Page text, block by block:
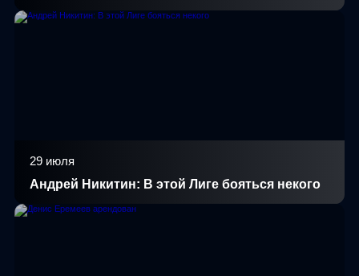
29 июля
Андрей Никитин: В этой Лиге бояться некого